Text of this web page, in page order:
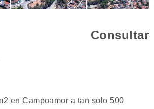
Consultar
en Campoamor a tan solo 500